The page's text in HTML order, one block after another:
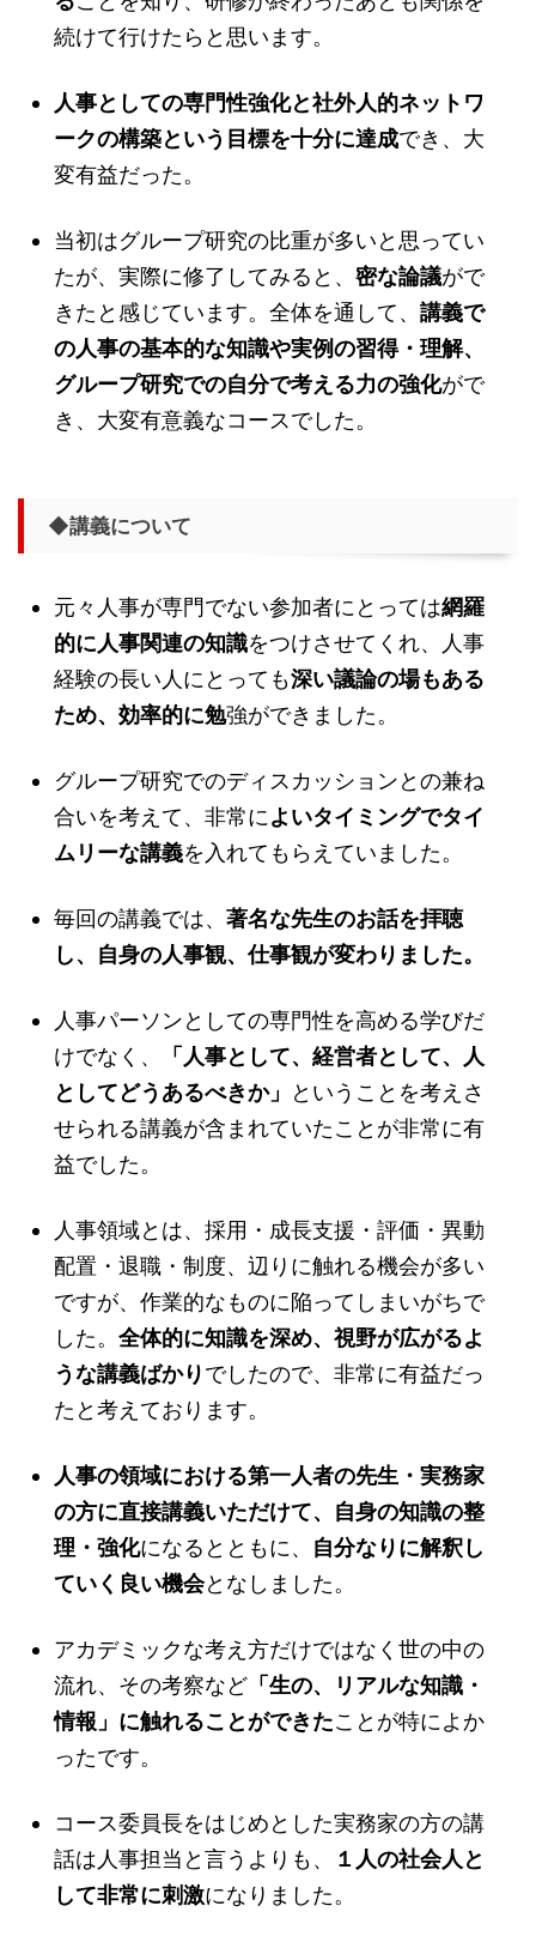
続けて行けたらと思います。
人事としての専門性強化と社外人的ネットワ
ークの構築という目標を十分に達成でき、大
変有益だった。
当初はグループ研究の比重が多いと思ってい
たが、実際に修了してみると、 密な論議がで
きたと感じています。全体を通して、 講義で
の人事の基本的な知識や実例の習得・理解、
グループ研究での自分で考える力の強化がで
き、大変有意義なコースでした。
◆講義について
元々人事が専門でない参加者にとっては網羅
的に人事関連の知識をつけさせてくれ、人事
経験の長い人にとっても深い議論の場もある
ため、効率的に勉強ができました。
グループ研究でのディスカッションとの兼ね
合いを考えて、非常によいタイミングでタイ
ムリーな講義を入れてもらえていました。
毎回の講義では、 著名な先生のお話を拝聴
し、自身の人事観、仕事観が変わりました。
人事パーソンとしての専門性を高める学びだ
けでなく、
「人事として、経営者として、人
としてどうあるべきか」
ということを考えさ
せられる講義が含まれていたことが非常に有
益でした。
人事領域とは、採用・成長支援・評価・異動
配置・退職・制度、辺りに触れる機会が多い
ですが、作業的なものに陥ってしまいがちで
した。 全体的に知識を深め、視野が広がるよ
うな講義ばかりでしたので、非常に有益だっ
たと考えております。
人事の領域における第一人者の先生・実務家
の方に直接講義いただけて、自身の知識の整
理・強化になるとともに、 自分なりに解釈し
ていく良い機会となしました。
アカデミックな考え方だけではなく世の中の
流れ、その考察など 「生の、リアルな知識・
情報」に触れることができたことが特によか
ったです。
コース委員長をはじめとした実務家の方の講
話は人事担当と言うよりも、
１人の社会人と
して非常に刺激になりました。